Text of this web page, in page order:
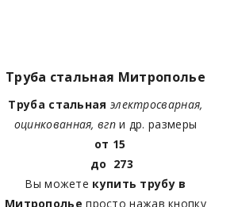
Труба стальная Митрополье
Труба стальная электросварная,
оцинкованная, вгпи др. размеры
от 15
до 273
Вы можете купить трубу в
Митропольепросто нажав кнопку